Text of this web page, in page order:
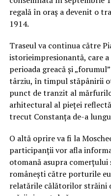
regală în oraș a devenit o
1914.
Traseul va continua către
istorieimpresionantă, care
perioada greacă și
târziu, în timpul stăpânirii
punct de tranzit al
arhitectural al pieței
trecut Constanța de-a
O altă oprire va fi la
participanții vor afla
otomană asupra
românești către porturile
relatările călătorilor străini